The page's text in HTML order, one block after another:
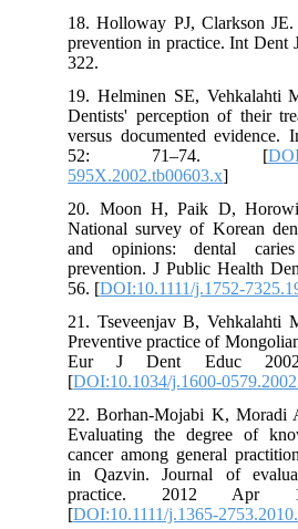
18. Holloway PJ, Clarkson
prevention in practice. Int
322.
19. Helminen SE,
Dentists' perception of their
versus documented
52: 71–74. [
595X.2002.tb00603.x
20. Moon H, Paik D,
National survey of Korean
and opinions: dental
prevention. J Public Health
56. [DOI:10.1111/j.1752-
21. Tseveenjav B,
Preventive practice of
Eur J Dent Educ
[DOI:10.1034/j.1600-
22. Borhan‐Mojabi K,
Evaluating the degree of
cancer among general
in Qazvin. Journal of
practice. 2012 Apr
[DOI:10.1111/j.1365-